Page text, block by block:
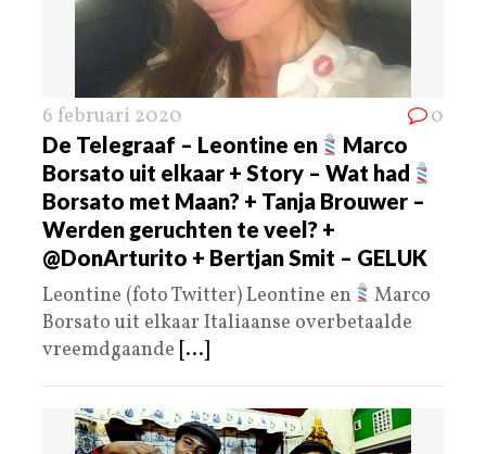
6 februari 2020 0
De Telegraaf – Leontine en
Marco
Borsato uit elkaar + Story – Wat had
Borsato met Maan? + Tanja Brouwer –
Werden geruchten te veel? +
@DonArturito + Bertjan Smit – GELUK
Leontine (foto Twitter) Leontine en
Marco
Borsato uit elkaar Italiaanse overbetaalde
vreemdgaande [...]